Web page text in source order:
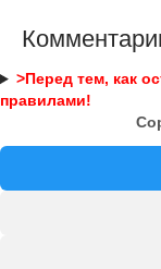
>Перед тем, как
правилами!